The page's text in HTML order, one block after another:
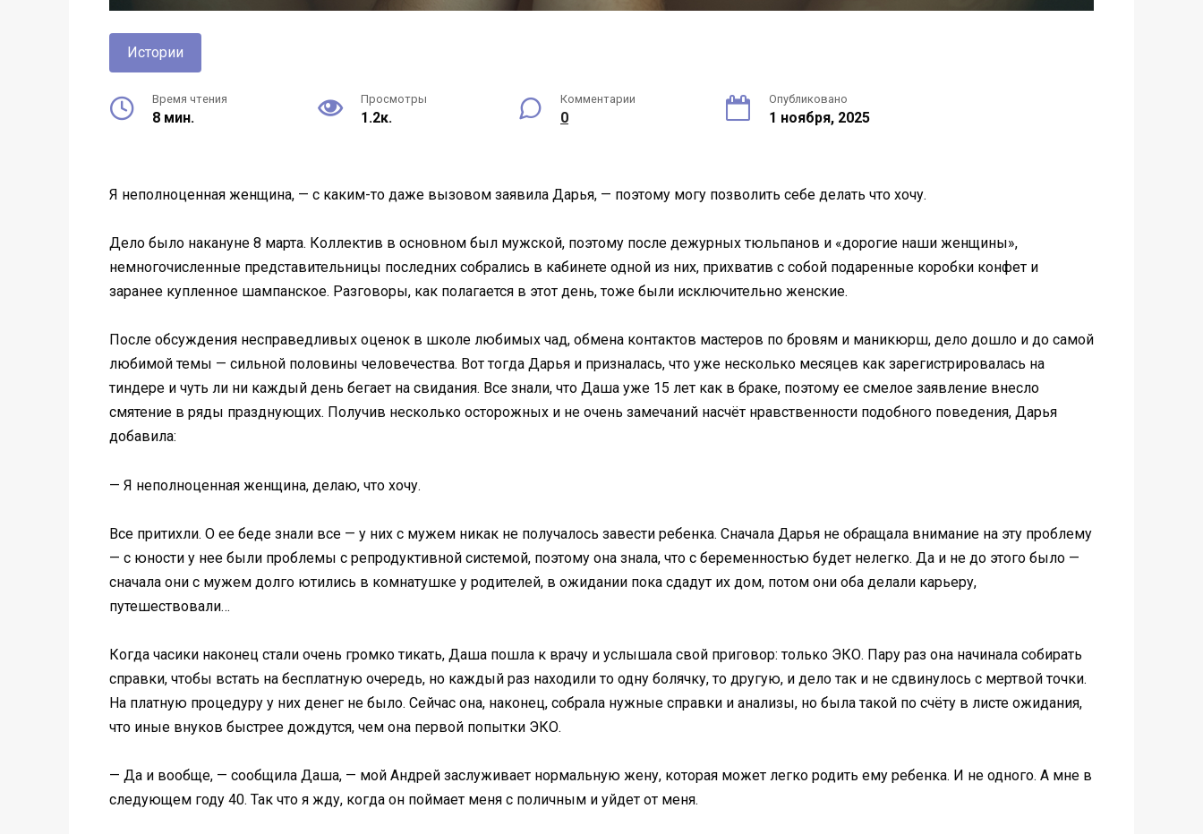
Истории
Время чтения
8 мин.
Просмотры
1.2к.
Комментарии
0
Опубликовано
1 ноября, 2025
Я неполноценная женщина, — с каким-то даже вызовом заявила Дарья, — поэтому могу позволить себе делать что хочу.
Дело было накануне 8 марта. Коллектив в основном был мужской, поэтому после дежурных тюльпанов и «дорогие наши женщины»,
немногочисленные представительницы последних собрались в кабинете одной из них, прихватив с собой подаренные коробки конфет и
заранее купленное шампанское. Разговоры, как полагается в этот день, тоже были исключительно женские.
После обсуждения несправедливых оценок в школе любимых чад, обмена контактов мастеров по бровям и маникюрш, дело дошло и до самой
любимой темы — сильной половины человечества. Вот тогда Дарья и призналась, что уже несколько месяцев как зарегистрировалась на
тиндере и чуть ли ни каждый день бегает на свидания. Все знали, что Даша уже 15 лет как в браке, поэтому ее смелое заявление внесло
смятение в ряды празднующих. Получив несколько осторожных и не очень замечаний насчёт нравственности подобного поведения, Дарья
добавила:
— Я неполноценная женщина, делаю, что хочу.
Все притихли. О ее беде знали все — у них с мужем никак не получалось завести ребенка. Сначала Дарья не обращала внимание на эту проблему
— с юности у нее были проблемы с репродуктивной системой, поэтому она знала, что с беременностью будет нелегко. Да и не до этого было —
сначала они с мужем долго ютились в комнатушке у родителей, в ожидании пока сдадут их дом, потом они оба делали карьеру,
путешествовали…
Когда часики наконец стали очень громко тикать, Даша пошла к врачу и услышала свой приговор: только ЭКО. Пару раз она начинала собирать
справки, чтобы встать на бесплатную очередь, но каждый раз находили то одну болячку, то другую, и дело так и не сдвинулось с мертвой точки.
На платную процедуру у них денег не было. Сейчас она, наконец, собрала нужные справки и анализы, но была такой по счёту в листе ожидания,
что иные внуков быстрее дождутся, чем она первой попытки ЭКО.
— Да и вообще, — сообщила Даша, — мой Андрей заслуживает нормальную жену, которая может легко родить ему ребенка. И не одного. А мне в
следующем году 40. Так что я жду, когда он поймает меня с поличным и уйдет от меня.